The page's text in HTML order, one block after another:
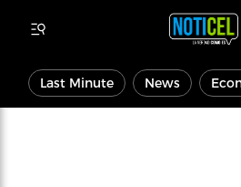
Last Minute News